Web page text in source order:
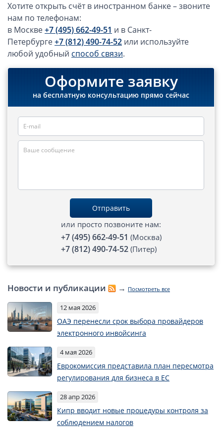
Канадские компании LTD
Канадские партнерства LP
Компании в США (Флорида)
Оффшоры в Белизе
Оффшоры на Маршалловых Островах
Финансовая отчетность
Открытие счета в платежной системе
Мерчант аккаунт
VAT номер (НДС)
Проверка названий Английских компаний
Регистрация торговой марки в UK и в Европе
Дополнительные услуги
Правовые услуги
Способы оплаты
Хотите открыть счёт в иностранном банке – звоните
нам по телефонам:
в Москве+7 (495) 662-49-51 и в Санкт-
Петербурге+7 (812) 490-74-52 или используйте
любой удобный способ связи.
Оформите заявку
на бесплатную консультацию прямо сейчас
Отправить
или просто позвоните нам:
+7 (495) 662-49-51 (Москва)
+7 (812) 490-74-52 (Питер)
Новости и публикации → Посмотреть все
12 мая 2026
ОАЭ перенесли срок выбора провайдеров
электронного инвойсинга
4 мая 2026
Еврокомиссия представила план пересмотра
регулирования для бизнеса в ЕС
28 апр 2026
Кипр вводит новые процедуры контроля за
соблюдением налогов